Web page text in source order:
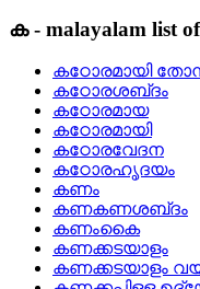
ക- malayalam list
കഠോരമായി
കഠോരശബ്‌ദം
കഠോരമായ
കഠോരമായി
കഠോരവേദന
കഠോരഹൃദയം
കണം
കണകണശബ്‌ദം
കണംകൈ
കണക്കടയാളം
കണക്കടയാളം